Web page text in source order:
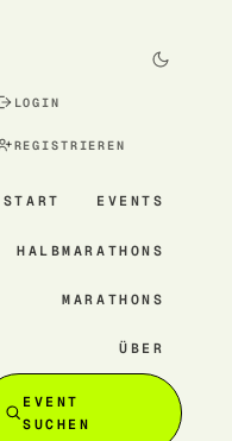
LOGIN
REGISTRIEREN
START EVENTS
HALBMARATHONS
MARATHONS
ÜBER
EVENT
SUCHEN